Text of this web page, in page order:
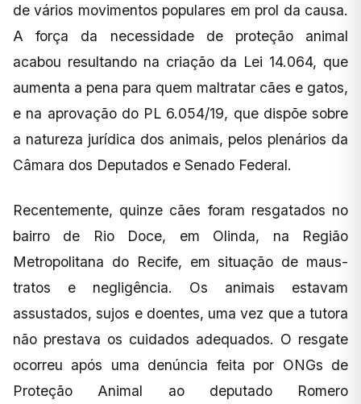
de vários movimentos populares em prol da causa.
A força da necessidade de proteção animal
acabou resultando na criação da Lei 14.064, que
aumenta a pena para quem maltratar cães e gatos,
e na aprovação do PL 6.054/19, que dispõe sobre
a natureza jurídica dos animais, pelos plenários da
Câmara dos Deputados e Senado Federal.
Recentemente, quinze cães foram resgatados no
bairro de Rio Doce, em Olinda, na Região
Metropolitana do Recife, em situação de maus-
tratos e negligência. Os animais estavam
assustados, sujos e doentes, uma vez que a tutora
não prestava os cuidados adequados. O resgate
ocorreu após uma denúncia feita por ONGs de
Proteção Animal ao deputado Romero